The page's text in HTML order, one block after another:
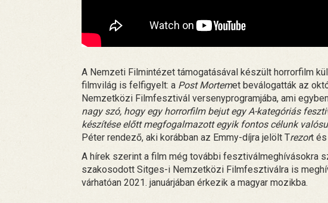
A Nemzeti Filmintézet támogatásával készült horrorfilm
filmvilág is felfigyelt: a Post Mortemet beválogatták az
Nemzetközi Filmfesztivál versenyprogramjába, ami
nagy szó, hogy egy horrorfilm bejut egy A-kategóriás
készítése előtt megfogalmazott egyik fontos célunk
Péter rendező, aki korábban az Emmy-díjra jelölt Trezort
A hírek szerint a film még további fesztiválmeghívásokra
szakosodott Sitges-i Nemzetközi Filmfesztiválra is
várhatóan 2021. januárjában érkezik a magyar mozikba.